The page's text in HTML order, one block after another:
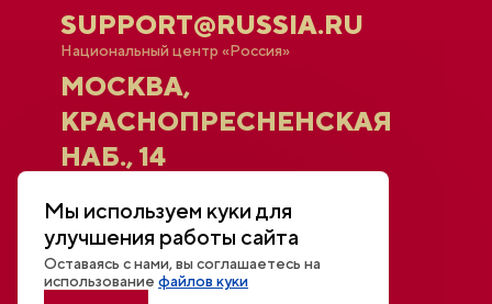
SUPPORT@RUSSIA.RU
Национальный центр «Россия»
МОСКВА,
КРАСНОПРЕСНЕНСКАЯ
НАБ., 14
Афиша
Новости
Открытый диалог
Трансляции и видео
Мы используем куки для
улучшения работы сайта
Оставаясь с нами, вы соглашаетесь на
использованиефайлов куки